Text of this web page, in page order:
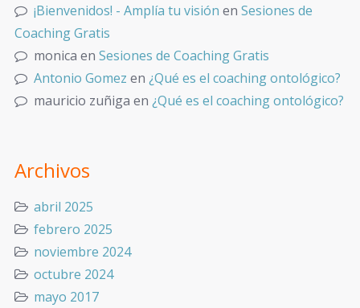
¡Bienvenidos! - Amplía tu visión en Sesiones de
Coaching Gratis
monica en Sesiones de Coaching Gratis
Antonio Gomez en ¿Qué es el coaching ontológico?
mauricio zuñiga en ¿Qué es el coaching ontológico?
Archivos
abril 2025
febrero 2025
noviembre 2024
octubre 2024
mayo 2017